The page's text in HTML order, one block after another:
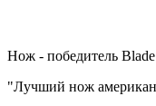
Нож - победитель
"Лучший нож